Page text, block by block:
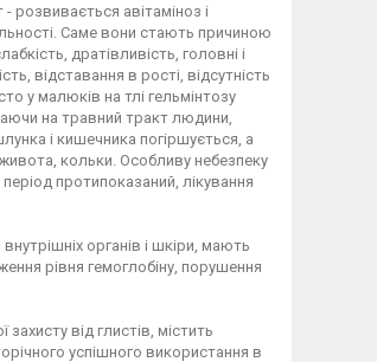
розвивається авітаміноз і
Саме вони стають причиною
дратівливість, головні і
відставання в рості, відсутність
у малюків на тлі гельмінтозу
на травний тракт людини,
і кишечника погіршується, а
кольки. Особливу небезпеку
протипоказаний, лікування
органів і шкіри, мають
рівня гемоглобіну, порушення
від глистів, містить
успішного використання в